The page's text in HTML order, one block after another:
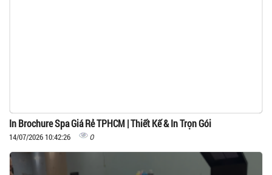
In Brochure Spa Giá Rẻ TPHCM | Thiết Kế & In Trọn Gói
14/07/2026 10:42:26 0